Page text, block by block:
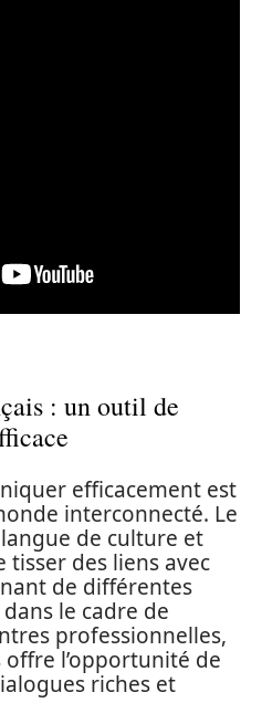
: un outil de
efficacement est
interconnecté. Le
de culture et
tisser des liens avec
de différentes
le cadre de
professionnelles,
l’opportunité de
riches et